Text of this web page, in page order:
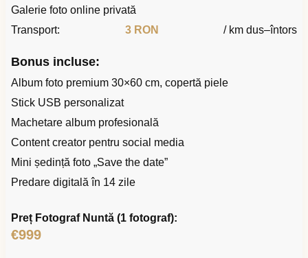
Galerie foto online privată
Transport:
3 RON / km dus–întors
Bonus incluse:
Album foto premium 30×60 cm, copertă piele
Stick USB personalizat
Machetare album profesională
Content creator pentru social media
Mini ședință foto „Save the date”
Predare digitală în 14 zile
Preț Fotograf Nuntă (1 fotograf):
€999